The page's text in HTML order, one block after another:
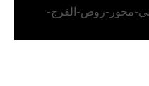
محور-روض-الفرج-